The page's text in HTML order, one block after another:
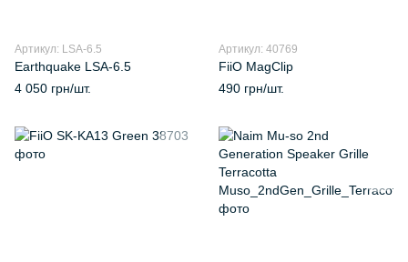
Артикул: LSA-6.5
Earthquake LSA‑6.5
4 050 грн/шт.
Артикул: 40769
FiiO MagClip
490 грн/шт.